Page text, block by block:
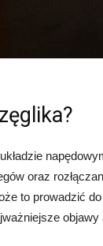
oraz
to prowadzić